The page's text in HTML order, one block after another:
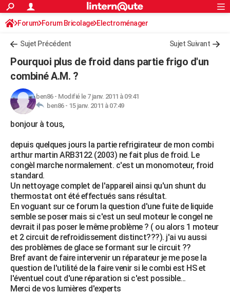
ACTUALITÉS
Politique
Société
Faits Divers
Education
Monde
Villes
+
Programme TV
Streaming
Sorties cinéma
FINANCE
Retraite
Impôts
Epargne
Immobilier
Risques naturels par ville
Banque
Assurance
Crédit
AUTO
Essais
Réserver un essai
Citadines
Berlines
SUV
Forum auto
HIGH-TECH
Forum
Aménagement intérieur
Extérieur
Cuisine
Salle de bains
Jardinage
Rangement
WEEK-END
Guides de France
Escapades
Patrimoine
Expositions
Musées
Week-end nature
+LIFESTYLE
Art de vivre
Bien-être
Loisirs
Mode
Modes de vie
SANTE
Alimentation
Guide de la santé
Maladies
Médicaments
Sommeil
VOYAGE
Destinations
City break
Voyage nature
Voyage de noces
Forum
Climat
+PHOTO
GUIDES D'ACHAT
BONS PLANS
S'inscrire
Connexion
Forum Forum Bricolage Electroménager
Sujet Précédent Sujet Suivant
Pourquoi plus de froid dans partie frigo d'un
combiné A.M. ?
ben86- Modifié le 7 janv. 2011 à 09:41
ben86 - 15 janv. 2011 à 07:49
bonjour à tous,
depuis quelques jours la partie refrigirateur de mon combi
arthur martin ARB3122 (2003) ne fait plus de froid. Le
congèl marche normalement. c'est un monomoteur, froid
standard.
Un nettoyage complet de l'appareil ainsi qu'un shunt du
thermostat ont été effectués sans résultat.
En voguant sur ce forum la question d'une fuite de liquide
semble se poser mais si c'est un seul moteur le congel ne
devrait il pas poser le même problème ? ( ou alors 1 moteur
et 2 circuit de refroidissement distinct???). j'ai vu aussi
des problèmes de glace se formant sur le circuit ??
Bref avant de faire intervenir un réparateur je me pose la
question de l'utilité de la faire venir si le combi est HS et
l'éventuel cout d'une réparation si c'est possible...
Merci de vos lumières d'experts